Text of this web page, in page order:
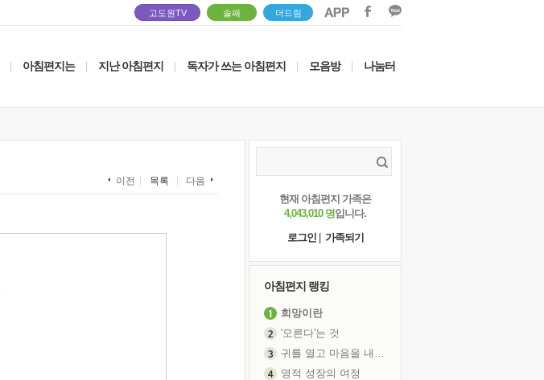
고도원TV 솔패 더드림
아침편지는 지난 아침편지 독자가 쓰는 아침편지 모음방 나눔터
이전 목록 다음
현재 아침편지 가족은
4,043,010 명입니다.
로그인
가족되기
아침편지 랭킹
희망이란
'모른다'는 것
귀를 열고 마음을 내어주고
영적 성장의 여정